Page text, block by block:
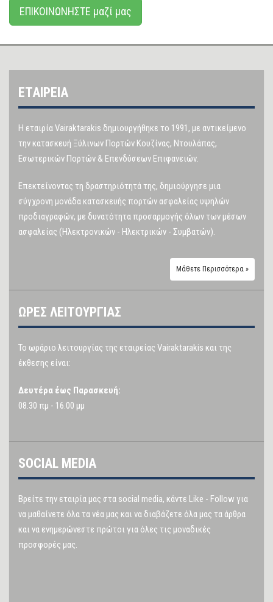
ΕΠΙΚΟΙΝΩΝΗΣΤΕ μαζί μας
ΕΤΑΙΡΕΙΑ
Η εταιρία Vairaktarakis δημιουργήθηκε το 1991, με αντικείμενο
την κατασκευή Ξύλινων Πορτών Κουζίνας, Ντουλάπας,
Εσωτερικών Πορτών & Επενδύσεων Επιφανειών.
Επεκτείνοντας τη δραστηριότητά της, δημιούργησε μια
σύγχρονη μονάδα κατασκευής πορτών ασφαλείας υψηλών
προδιαγραφών, με δυνατότητα προσαρμογής όλων των μέσων
ασφαλείας (Ηλεκτρονικών - Ηλεκτρικών - Συμβατών).
Μάθετε Περισσότερα »
ΩΡΕΣ ΛΕΙΤΟΥΡΓΙΑΣ
Το ωράριο λειτουργίας της εταιρείας Vairaktarakis και της
έκθεσης είναι:
Δευτέρα έως Παρασκευή:
08.30 πμ - 16.00 μμ
SOCIAL MEDIA
Βρείτε την εταιρία μας στα social media, κάντε Like - Follow για
να μαθαίνετε όλα τα νέα μας και να διαβάζετε όλα μας τα άρθρα
και να ενημερώνεστε πρώτοι για όλες τις μοναδικές
προσφορές μας.